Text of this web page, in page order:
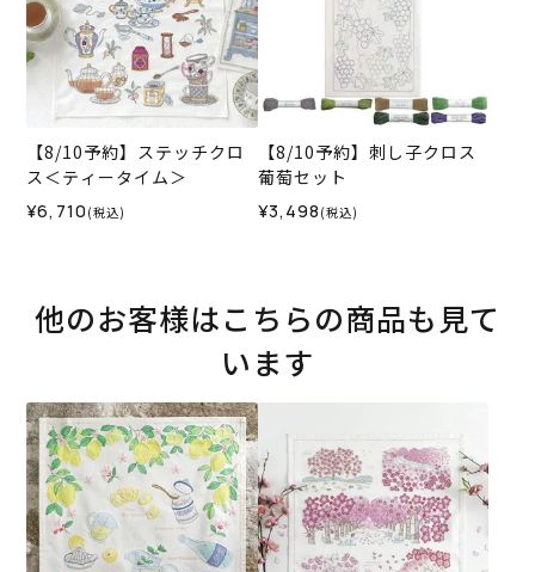
【8/10予約】ステッチクロ
ス＜ティータイム＞
¥6,710 (税込)
【8/10予約】刺し子クロス
葡萄セット
¥3,498 (税込)
他のお客様はこちらの商品も見て
います